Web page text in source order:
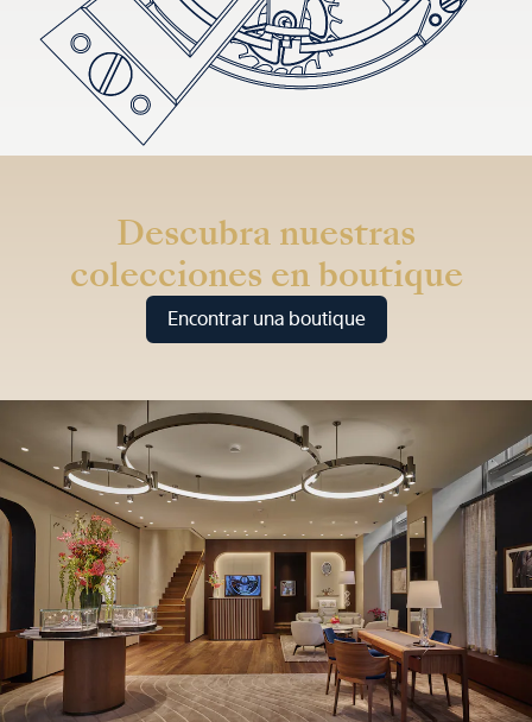
Descubra nuestras
colecciones en boutique
Encontrar una boutique